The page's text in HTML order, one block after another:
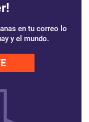
en tu correo lo
y el mundo.